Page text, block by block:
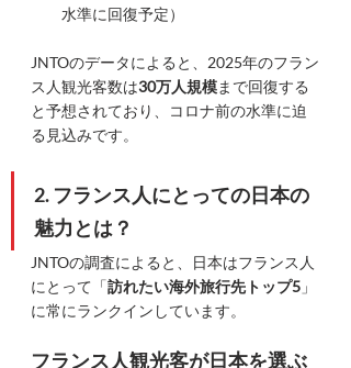
水準に回復予定）
JNTOのデータによると、2025年のフラン
ス人観光客数は30万人規模まで回復する
と予想されており、コロナ前の水準に迫
る見込みです。
2. フランス人にとっての日本の
魅力とは？
JNTOの調査によると、日本はフランス人
にとって「訪れたい海外旅行先トップ5 」
に常にランクインしています。
フランス人観光客が日本を選ぶ